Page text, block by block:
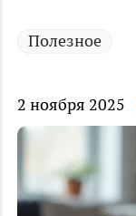
Полезное
2 ноября 2025